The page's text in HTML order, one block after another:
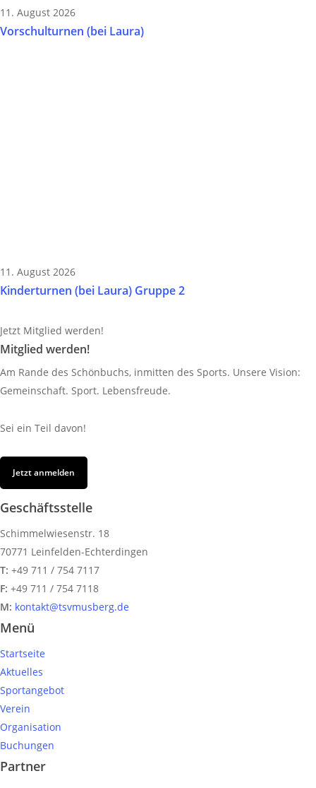
11. August 2026
Vorschulturnen (bei Laura)
11. August 2026
Kinderturnen (bei Laura) Gruppe 2
Jetzt Mitglied werden!
Mitglied werden!
Am Rande des Schönbuchs, inmitten des Sports. Unsere Vision:
Gemeinschaft. Sport. Lebensfreude.
Sei ein Teil davon!
Jetzt anmelden
Geschäftsstelle
Schimmelwiesenstr. 18
70771 Leinfelden-Echterdingen
T: +49 711 / 754 7117
F: +49 711 / 754 7118
M: kontakt@tsvmusberg.de
Menü
Startseite
Aktuelles
Sportangebot
Verein
Organisation
Buchungen
Partner